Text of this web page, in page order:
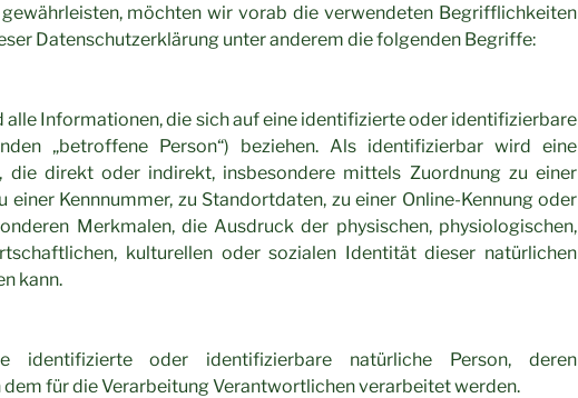
möchten wir vorab die verwendeten Begrifflichkeiten
Datenschutzerklärung unter anderem die folgenden Begriffe:
alle Informationen, die sich auf eine identifizierte oder identifizierbare
„betroffene Person“) beziehen. Als identifizierbar wird eine
die direkt oder indirekt, insbesondere mittels Zuordnung zu einer
einer Kennnummer, zu Standortdaten, zu einer Online-Kennung oder
Merkmalen, die Ausdruck der physischen, physiologischen,
kulturellen oder sozialen Identität dieser natürlichen
kann.
identifizierte oder identifizierbare natürliche Person, deren
für die Verarbeitung Verantwortlichen verarbeitet werden.